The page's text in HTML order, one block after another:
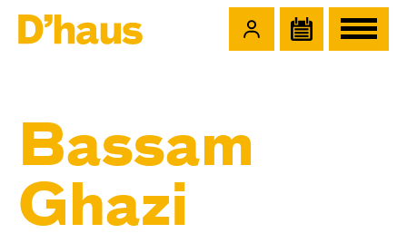
Bassam
Ghazi